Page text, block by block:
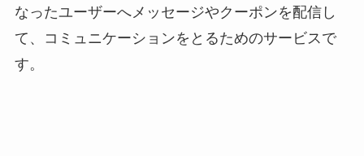
なったユーザーへメッセージやクーポンを配信し
て、コミュニケーションをとるためのサービスで
す。